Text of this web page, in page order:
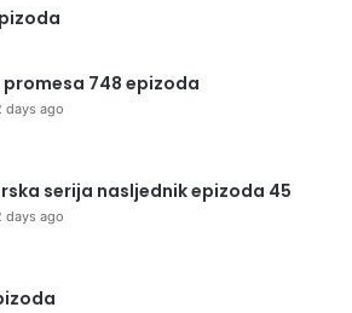
promesa 748 epizoda
days ago
serija nasljednik epizoda 45
days ago